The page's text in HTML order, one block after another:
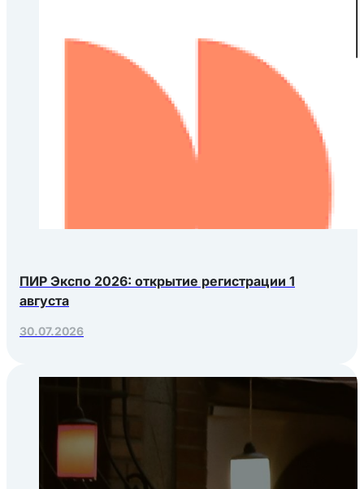
ПИР Экспо 2026: открытие регистрации 1
августа
30.07.2026